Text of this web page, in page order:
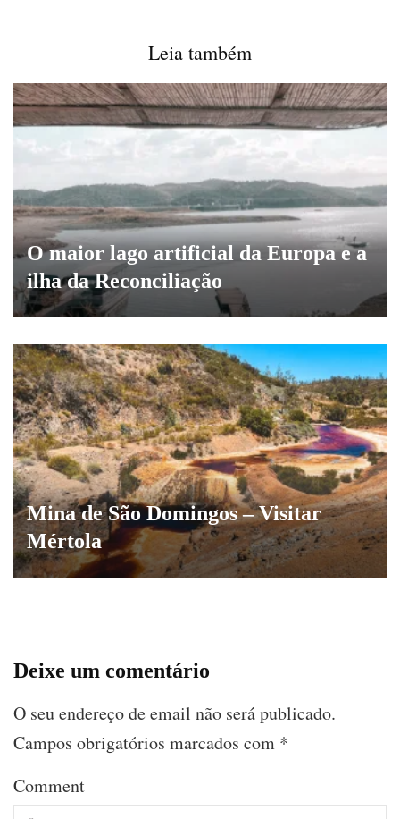
Leia também
O maior lago artificial da Europa e a
ilha da Reconciliação
Mina de São Domingos – Visitar
Mértola
Deixe um comentário
O seu endereço de email não será publicado.
Campos obrigatórios marcados com *
Comment